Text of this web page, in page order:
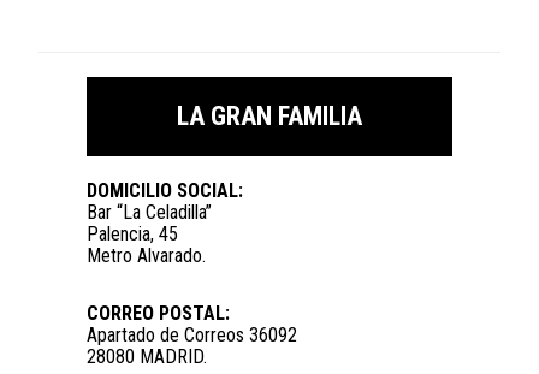
LA GRAN FAMILIA
DOMICILIO SOCIAL:
Bar “La Celadilla”
Palencia, 45
Metro Alvarado.
CORREO POSTAL:
Apartado de Correos 36092
28080 MADRID.